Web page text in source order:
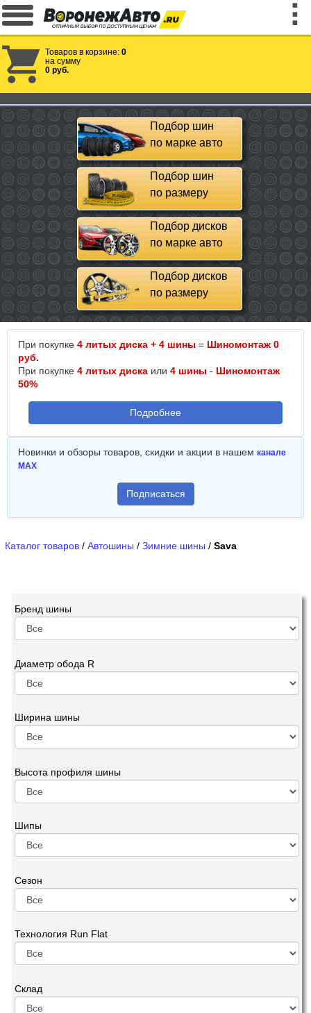
Товаров в корзине: 0
на сумму
0 руб.
Подбор шин
по марке авто
Подбор шин
по размеру
Подбор дисков
по марке авто
Подбор дисков
по размеру
При покупке 4 литых диска + 4 шины = Шиномонтаж 0
руб.
При покупке 4 литых диска или 4 шины - Шиномонтаж
50%
Подробнее
Новинки и обзоры товаров, скидки и акции в нашем канале
MAX
Подписаться
Каталог товаров / Автошины / Зимние шины / Sava
Бренд шины
Диаметр обода R
Ширина шины
Высота профиля шины
Шипы
Сезон
Технология Run Flat
Склад